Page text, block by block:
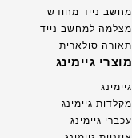
מחשב נייד מחודש
מצלמה למחשב נייד
תאורה סולארית
מוצרי גיימינג
גיימינג
מקלדות גיימינג
עכברי גיימינג